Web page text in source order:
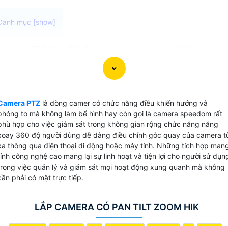
kính zoom vật lý với khẩu độ
giám sát được thiết kế để quản lý trực tiếp trên
góc quay theo hướng ngang (Pan), đứng dọc (Tilt) và
phóng (Zoom), camera PTZ mang lại khả năng quét
bộ khu vực một cách tự động và linh hoạt.
PTZ là dòng camer có chức năng điều khiển hướng và
to mà không làm bể hình hay còn gọi là camera speedom rất
hợp cho việc giám sát trong không gian rộng chức năng năng
360 độ người dùng dễ dàng điều chỉnh góc quay của camera
thông qua điện thoại di động hoặc máy tính. Những tích hợp
công nghệ cao mang lại sự linh hoạt và tiện lợi cho người sử
việc quản lý và giám sát mọi hoạt động xung quanh mà không
phải có mặt trực tiếp.
LẮP CAMERA CÓ PAN TILT ZOOM HIK